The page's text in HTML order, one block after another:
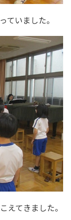
ていました。
えてきました。